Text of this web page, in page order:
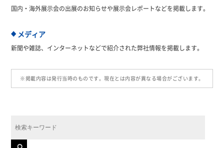
国内・海外展示会の出展のお知らせや展示会レポートなどを掲載します。
◆メディア
新聞や雑誌、インターネットなどで紹介された弊社情報を掲載します。
※掲載内容は発行当時のものです。現在とは内容が異なる場合がございます。